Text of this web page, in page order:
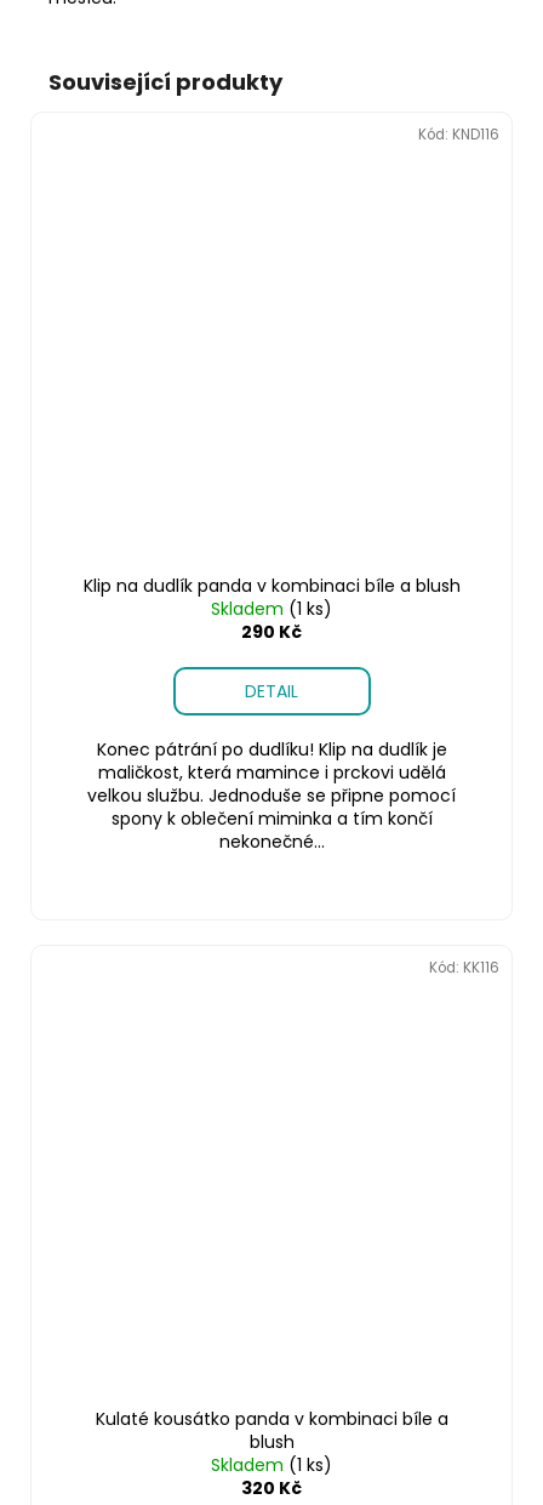
Související produkty
Klip na dudlík panda v kombinaci bíle a blush
Skladem (1 ks)
290 Kč
DETAIL
Konec pátrání po dudlíku! Klip na dudlík je
maličkost, která mamince i prckovi udělá
velkou službu. Jednoduše se připne pomocí
spony k oblečení miminka a tím končí
nekonečné...
Kód: KND116
Kulaté kousátko panda v kombinaci bíle a
blush
Skladem (1 ks)
320 Kč
Kód: KK116